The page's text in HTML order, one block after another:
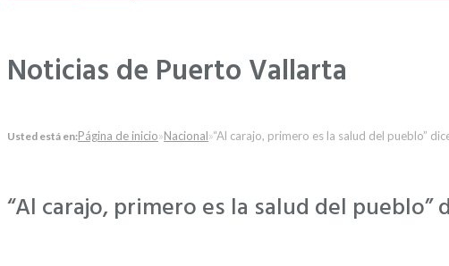
Noticias de Puerto Vallarta
Usted está en:Página de inicio»Nacional»“Al carajo, primero es la salud del pueblo”
“Al carajo, primero es la salud del pueblo”